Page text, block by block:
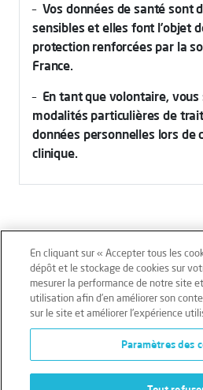
– Vos données de santé sont
sensibles et elles font l’objet
protection renforcées par la
France.
– En tant que volontaire,
modalités particulières de
données personnelles lors de
clinique.
Mentions légales
Données personnelles
Données personnelles –
En cliquant sur « Accepter tous les
dépôt et le stockage de cookies sur
mesurer la performance de notre site
utilisation afin d’en améliorer son
sur le site et améliorer l’expérience
Paramètres des